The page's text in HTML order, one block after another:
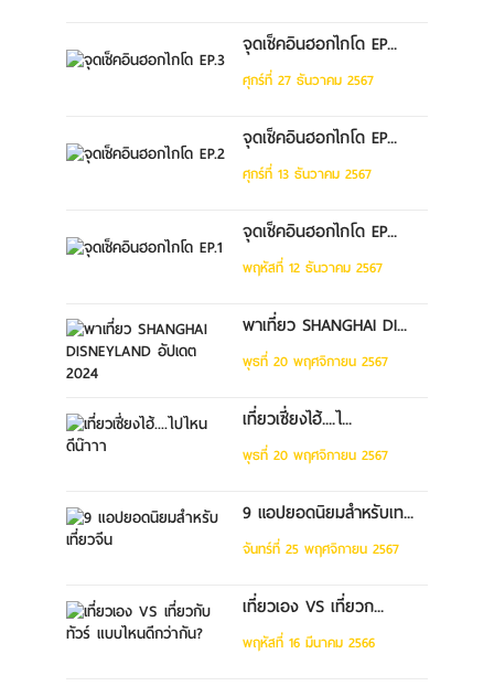
จุดเช็คอินฮอกไกโด EP...
ศุกร์ที่ 27 ธันวาคม 2567
จุดเช็คอินฮอกไกโด EP...
ศุกร์ที่ 13 ธันวาคม 2567
จุดเช็คอินฮอกไกโด EP...
พฤหัสที่ 12 ธันวาคม 2567
พาเที่ยว SHANGHAI DI...
พุธที่ 20 พฤศจิกายน 2567
เที่ยวเซี่ยงไฮ้....ไ...
พุธที่ 20 พฤศจิกายน 2567
9 แอปยอดนิยมสำหรับเท...
จันทร์ที่ 25 พฤศจิกายน 2567
เที่ยวเอง VS เที่ยวก...
พฤหัสที่ 16 มีนาคม 2566